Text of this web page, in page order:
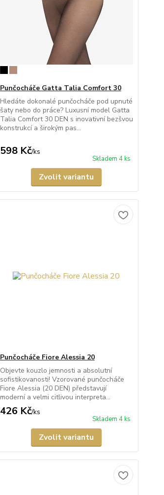
Punčocháče Gatta Talia Comfort 30
Hledáte dokonalé punčocháče pod upnuté
šaty nebo do práce? Luxusní model Gatta
Talia Comfort 30 DEN s inovativní bezšvou
konstrukcí a širokým pas...
598 Kč/ks
Skladem 4 ks
Zvolit variantu
Punčocháče Fiore Alessia 20
Objevte kouzlo jemnosti a absolutní
sofistikovanosti! Vzorované punčocháče
Fiore Alessia (20 DEN) představují
moderní a velmi citlivou interpreta...
426 Kč/ks
Skladem 4 ks
Zvolit variantu